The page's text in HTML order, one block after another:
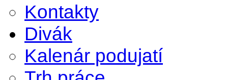
Kontakty
Divák
Kalenár podujatí